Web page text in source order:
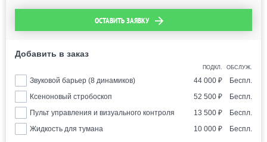
ОСТАВИТЬ ЗАЯВКУ
Добавить в заказ
ПОДКЛ. ОБСЛУЖ.
Звуковой барьер (8 динамиков) 44 000 ₽
Беспл.
Ксеноновый стробоскоп
52 500 ₽
Беспл.
Пульт управления и визуального контроля
13 500 ₽
Беспл.
Жидкость для тумана
10 000 ₽ Беспл.